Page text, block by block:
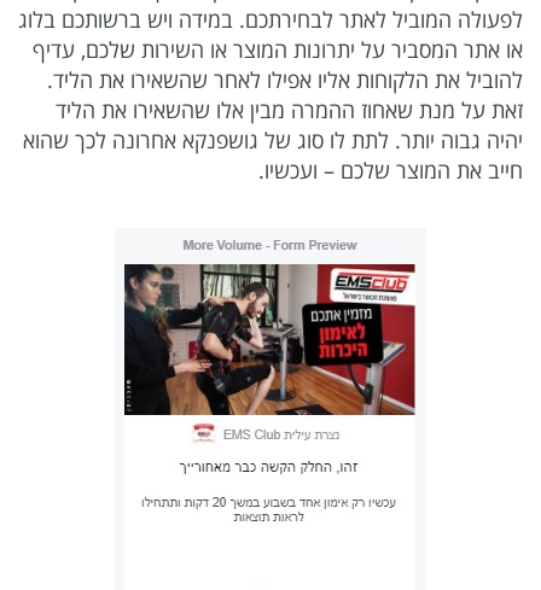
לפעולה המוביל לאתר לבחירתכם. במידה ויש ברשותכם בלוג
או אתר המסביר על יתרונות המוצר או השירות שלכם, עדיף
להוביל את הלקוחות אליו אפילו לאחר שהשאירו את הליד.
זאת על מנת שאחוז ההמרה מבין אלו שהשאירו את הליד
יהיה גבוה יותר. לתת לו סוג של גושפנקא אחרונה לכך שהוא
חייב את המוצר שלכם – ועכשיו.